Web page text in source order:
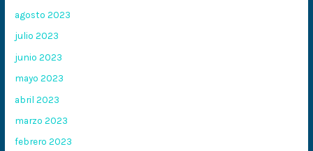
agosto 2023
julio 2023
junio 2023
mayo 2023
abril 2023
marzo 2023
febrero 2023